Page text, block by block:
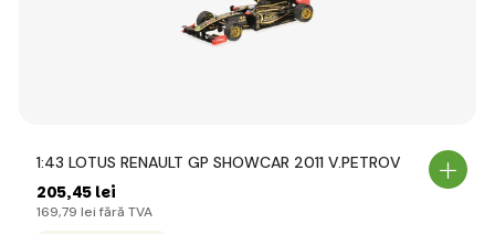
1:43 LOTUS RENAULT GP SHOWCAR 2011 V.PETROV
205,45 lei
169,79 lei fără TVA